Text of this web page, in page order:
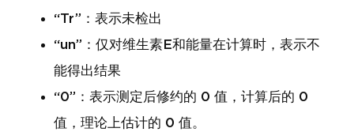
“Tr”：表示未检出
“un”：仅对维生素E和能量在计算时，表示不
能得出结果
“0”：表示测定后修约的 0 值，计算后的 0
值，理论上估计的 0 值。